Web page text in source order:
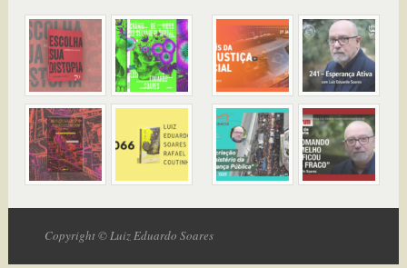
Copyright © Luiz Eduardo Soares